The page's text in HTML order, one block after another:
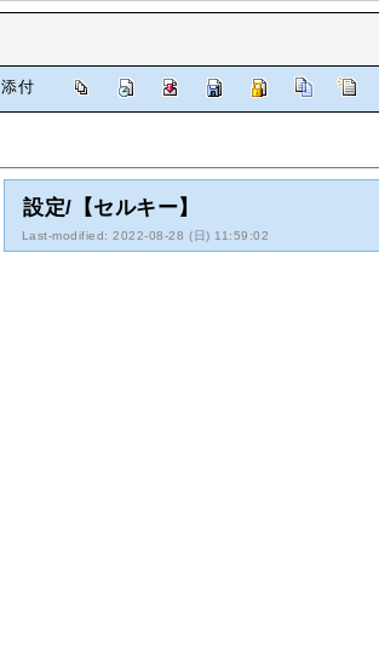
添付
設定/【セルキー】
Last-modified: 2022-08-28 (日) 11:59:02